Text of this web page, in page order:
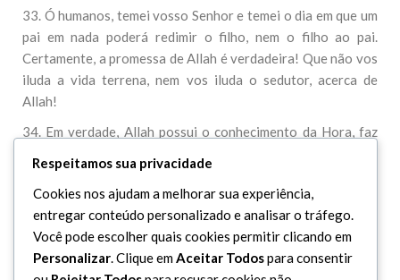
33. Ó humanos, temei vosso Senhor e temei o dia em que um
pai em nada poderá redimir o filho, nem o filho ao pai.
Certamente, a promessa de Allah é verdadeira! Que não vos
iluda a vida terrena, nem vos iluda o sedutor, acerca de
Allah!
34. Em verdade, Allah possui o conhecimento da Hora, faz
maternos. Nenhum ser sabe o que ganhará amanhã,
tampouco nenhum ser saberá em que terra morrerá, porque
(só) Allah é Sapiente, Inteiradíssimo!
Respeitamos sua privacidade
Cookies nos ajudam a melhorar sua experiência,
entregar conteúdo personalizado e analisar o tráfego.
Você pode escolher quais cookies permitir clicando em
Personalizar. Clique emAceitar Todospara consentir